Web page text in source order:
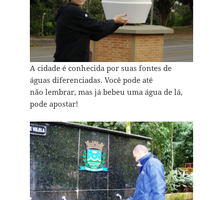
A cidade é conhecida por suas fontes de
águas diferenciadas. Você pode até
não lembrar, mas já bebeu uma água de lá,
pode apostar!